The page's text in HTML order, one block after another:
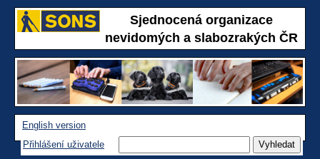
Sjednocená organizace
nevidomých a slabozrakých ČR
English version
Přihlášení uživatele